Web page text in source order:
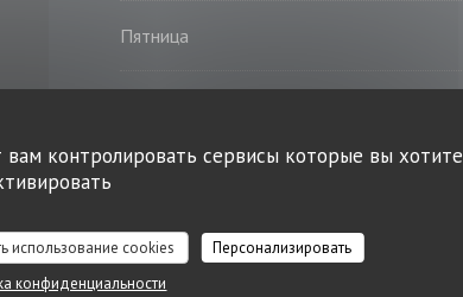
вам контролировать сервисы которые вы хотите
использование cookies
Персонализировать
конфиденциальности
Пятница